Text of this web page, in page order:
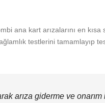
ana kart arızalarını en
testlerini tamamlayıp
arıza giderme ve